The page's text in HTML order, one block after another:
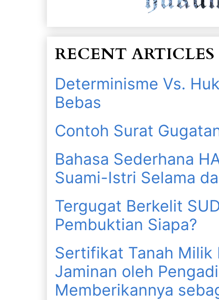
RECENT ARTICLES
Determinisme Vs.
Bebas
Contoh Surat
Bahasa Sederhana
Suami-Istri Selama
Tergugat Berkelit
Pembuktian Siapa?
Sertifikat Tanah Milik
Jaminan oleh
Memberikannya